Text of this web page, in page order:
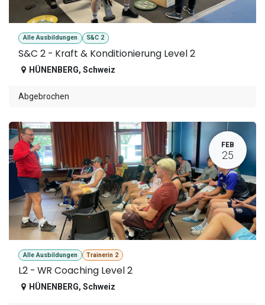
Alle Ausbildungen S&C 2
S&C 2 - Kraft & Konditionierung Level 2
HÜNENBERG, Schweiz
Abgebrochen
L
FEB
25
Alle Ausbildungen Trainerin 2
L2 - WR Coaching Level 2
HÜNENBERG, Schweiz